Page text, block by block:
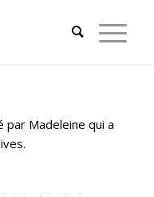
par Madeleine qui a